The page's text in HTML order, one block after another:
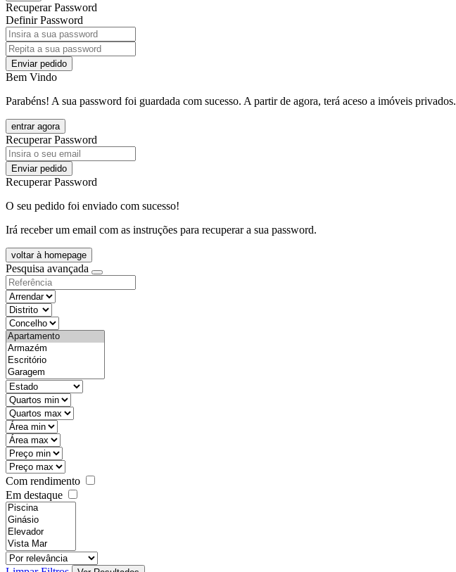
Recuperar Password
Definir Password
Enviar pedido
Bem Vindo
Parabéns! A sua password foi guardada com sucesso. A partir de agora, terá aceso a imóveis privados.
entrar agora
Recuperar Password
Enviar pedido
Recuperar Password
O seu pedido foi enviado com sucesso!
Irá receber um email com as instruções para recuperar a sua password.
voltar à homepage
Pesquisa avançada
objective
districtId
countyId
types
state
mintypo
maxtypo
minarea
maxarea
minprice
maxprice
Com rendimento
Em destaque
features
realestateOrder